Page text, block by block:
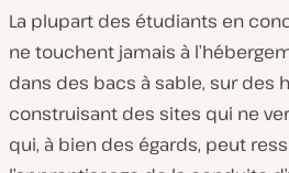
La plupart des étudiants en
ne touchent jamais à
dans des bacs à sable, sur des
construisant des sites qui ne
qui, à bien des égards, peut